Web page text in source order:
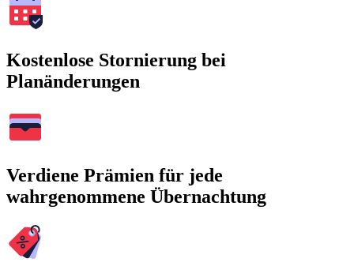
Kostenlose Stornierung bei
Planänderungen
Verdiene Prämien für jede
wahrgenommene Übernachtung